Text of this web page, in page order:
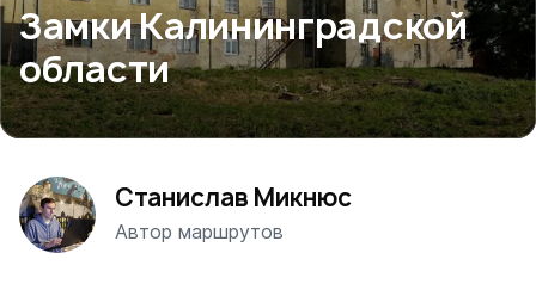
Замки Калининградской
области
Станислав Микнюс
Автор маршрутов